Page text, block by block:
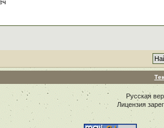
Русская
Лицензия